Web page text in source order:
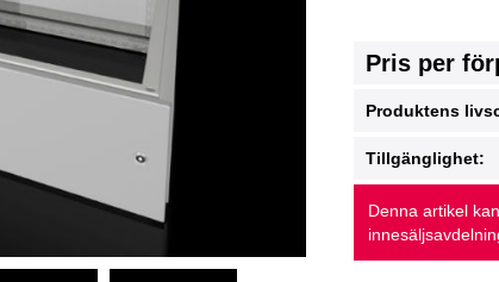
Pris per
Produktens
Tillgänglighet:
Denna artikel